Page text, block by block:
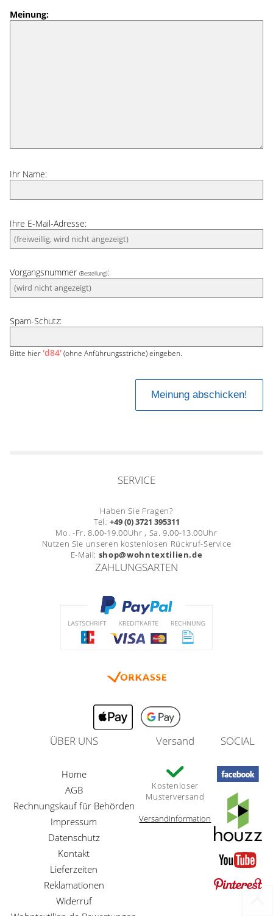
Meinung:
Ihr Name:
Ihre E-Mail-Adresse:
Vorgangsnummer (Bestellung):
Spam-Schutz:
Bitte hier 'd84'(ohne Anführungsstriche) eingeben.
SERVICE
Haben Sie Fragen?
Tel.: +49 (0) 3721 395311
Mo. -Fr. 8.00-19.00Uhr , Sa. 9.00-13.00Uhr
Nutzen Sie unseren kostenlosen Rückruf-Service
E-Mail: shop@wohntextilien.de
ZAHLUNGSARTEN
ÜBER UNS
Home
AGB
Rechnungskauf für Behörden
Impressum
Datenschutz
Kontakt
Lieferzeiten
Reklamationen
Widerruf
Versand
Kostenloser
Musterversand
Versandinformation
SOCIAL